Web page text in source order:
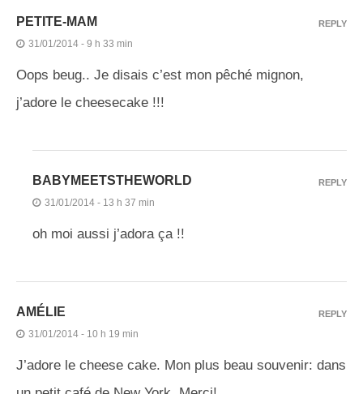
PETITE-MAM
31/01/2014 - 9 h 33 min
Oops beug.. Je disais c’est mon pêché mignon,
j’adore le cheesecake !!!
REPLY
BABYMEETSTHEWORLD
31/01/2014 - 13 h 37 min
oh moi aussi j’adora ça !!
REPLY
AMÉLIE
31/01/2014 - 10 h 19 min
J’adore le cheese cake. Mon plus beau souvenir: dans
REPLY